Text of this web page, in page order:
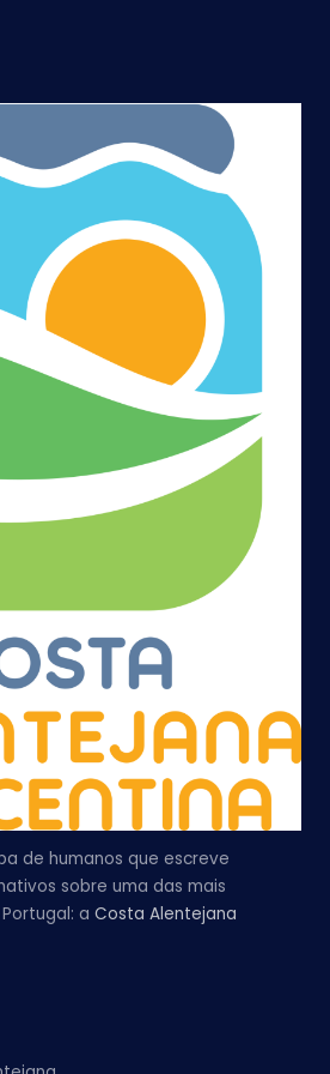
de humanos que escreve
sobre uma das mais
a Costa Alentejana